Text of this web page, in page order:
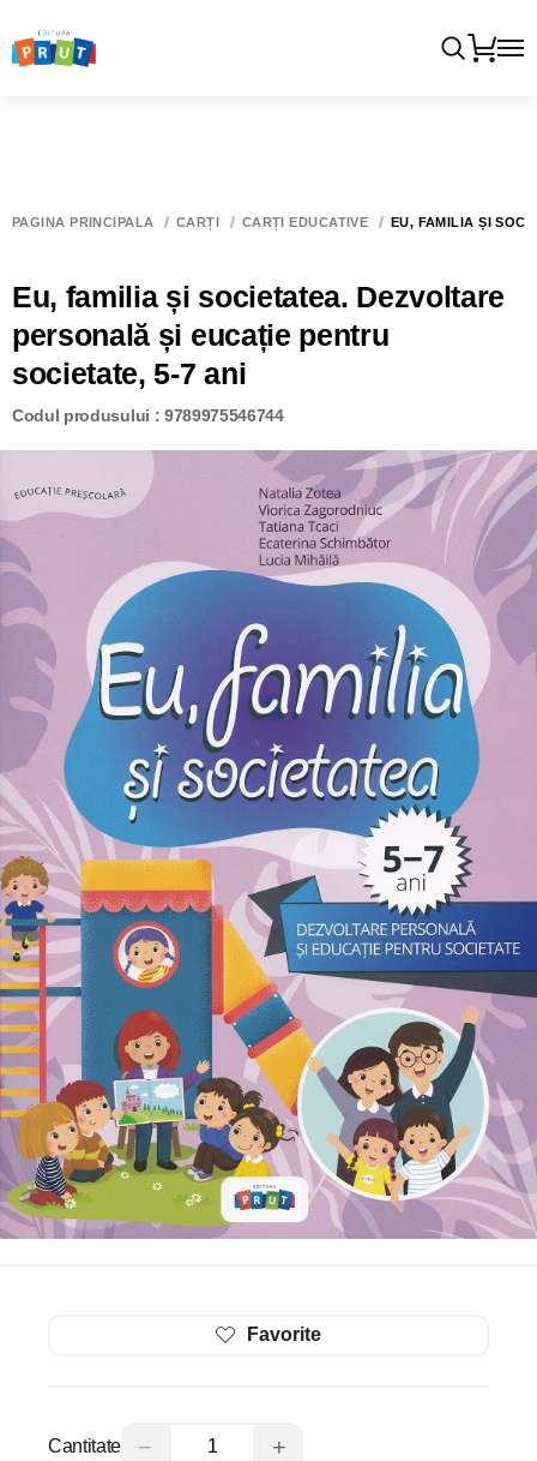
PAGINA PRINCIPALĂ CĂRȚI CĂRȚI EDUCATIVE EU, FAMILIA ȘI
Eu, familia și societatea. Dezvoltare
personală și eucație pentru
societate, 5-7 ani
Codul produsului : 9789975546744
Favorite
Cantitate − +